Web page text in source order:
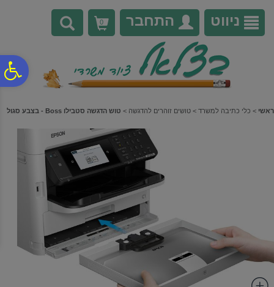
נגישות
אתר
המרכזי
ניווט התחבר 0
ראשי > כלי כתיבה למשרד > טושים זוהרים להדגשה > טוש הדגשה סטבילו Boss - בצבע סגול